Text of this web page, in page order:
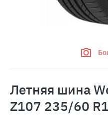
Летняя шина
Z107 235/60